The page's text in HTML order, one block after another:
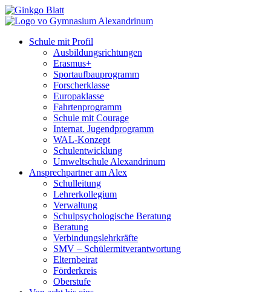
Schule mit Profil
Ausbildungsrichtungen
Erasmus+
Sportaufbauprogramm
Forscherklasse
Europaklasse
Fahrtenprogramm
Schule mit Courage
Internat. Jugendprogramm
WAL-Konzept
Schulentwicklung
Umweltschule Alexandrinum
Ansprechpartner am Alex
Schulleitung
Lehrerkollegium
Verwaltung
Schulpsychologische Beratung
Beratung
Verbindungslehrkräfte
SMV – Schülermitverantwortung
Elternbeirat
Förderkreis
Oberstufe